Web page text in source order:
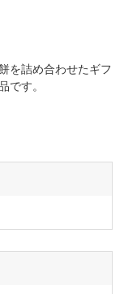
を詰め合わせたギフ
です。